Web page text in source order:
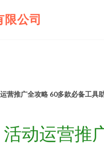
公司
营推广全攻略 60多款必备工具
活动运营推